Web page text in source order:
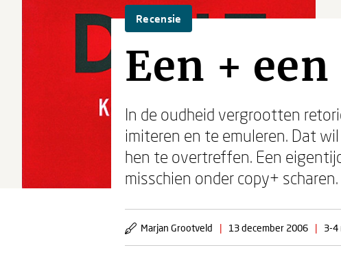
Recensie
Een +
In de oudheid vergrootten
imiteren en te emuleren. Dat
hen te overtreffen. Een
misschien onder copy+ scharen.
Marjan Grootveld | 13 december 2006 | 3-4